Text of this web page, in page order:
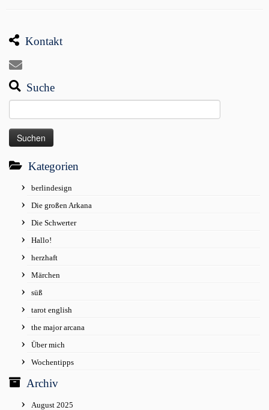
Kontakt
Suche
nach:
Kategorien
berlindesign
Die großen Arkana
Die Schwerter
Hallo!
herzhaft
Märchen
süß
tarot english
the major arcana
Über mich
Wochentipps
Archiv
August 2025